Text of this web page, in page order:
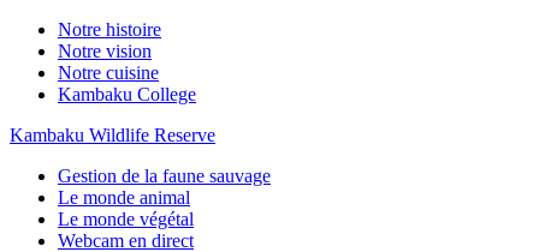
Notre histoire
Notre vision
Notre cuisine
Kambaku College
Kambaku Wildlife Reserve
Gestion de la faune sauvage
Le monde animal
Le monde végétal
Webcam en direct